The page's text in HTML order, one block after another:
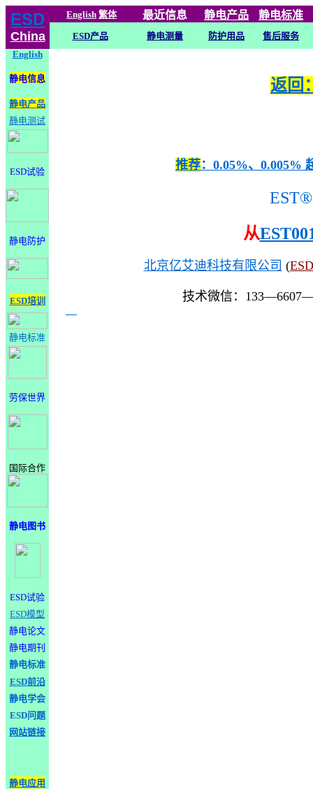
ESD
China
English 繁体 最近信息 静电产品 静电标准
ESD产品 静电测量 防护用品
售后服务
English
静电信息
静电产品
静电测试
ESD试验
静电防护
ESD培训
静电标准
劳保世界
国际合作
静电图书
ESD试验
ESD模型
静电论文
静电期刊
静电标准
ESD前沿
静电学会
ESD问题
网站链接
静电应用
返回
推荐：0.05%、0.005%
EST®
从
北京亿艾迪科技有限公司 (
技术微信：